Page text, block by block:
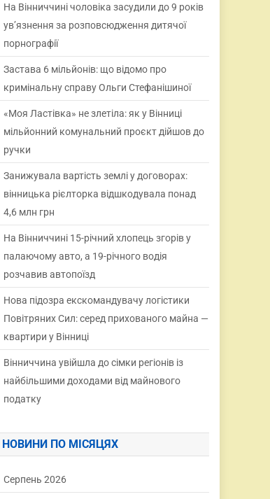
На Вінниччині чоловіка засудили до 9 років
ув’язнення за розповсюдження дитячої
порнографії
Застава 6 мільйонів: що відомо про
кримінальну справу Ольги Стефанішиної
«Моя Ластівка» не злетіла: як у Вінниці
мільйонний комунальний проєкт дійшов до
ручки
Занижувала вартість землі у договорах:
вінницька рієлторка відшкодувала понад
4,6 млн грн
На Вінниччині 15-річний хлопець згорів у
палаючому авто, а 19-річного водія
розчавив автопоїзд
Нова підозра екскомандувачу логістики
Повітряних Сил: серед прихованого майна —
квартири у Вінниці
Вінниччина увійшла до сімки регіонів із
найбільшими доходами від майнового
податку
НОВИНИ ПО МІСЯЦЯХ
Серпень 2026